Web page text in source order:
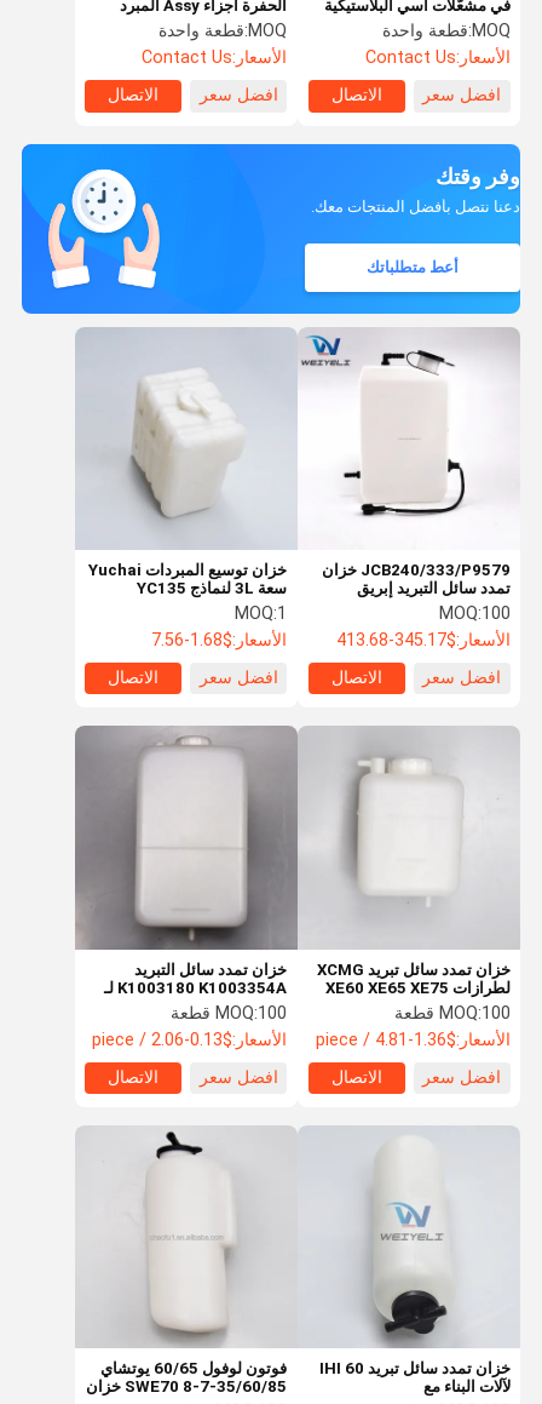
منزل أشرطة فيديو
الحفرة أجزاء Assy المبرد
لSumitomo
MOQ: قطعة واحدة
الأسعار:Contact Us
افضل سعر
الاتصال
في مشعّلات أسي البلاستيكية
42300
MOQ: قطعة واحدة
الأسعار:Contact Us
افضل سعر
الاتصال
وفر وقتك
دعنا نتصل بأفضل المنتجات معك.
أعط متطلباتك
JCB240/333/P9579 خزان
تمدد سائل التبريد إبريق
مساعدMOQ:100
الأسعار:$345.17-413.68
افضل سعر
الاتصال
خزان توسيع المبردات Yuchai
سعة 3L لنماذج YC135
YC230 YC210
MOQ:1
الأسعار:$1.68-7.56
افضل سعر
الاتصال
خزان تمدد سائل تبريد XCMG
لطرازات XE60 XE65 XE75
XE80 XE85: تدريج إضافي
MOQ:100 قطعة
الأسعار:$1.36-4.81 / piece
افضل سعر
الاتصال
خزان تمدد سائل التبريد
K1003180 K1003354A لـ
مساعدة
MOQ:100 قطعة
الأسعار:$0.13-2.06 / piece
افضل سعر
الاتصال
خزان تمدد سائل تبريد IHI 60
لآلات البناء مع
فوتون لوفول 60/65 يوتشاي
35/60/85-7-8 SWE70 خزان